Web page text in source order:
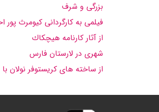
بزرگى و شرف
فیلمى به كارگردانى كیومرث پور احمد در سال 67 با حضور جهانگیر الماسى،
از آثار كارنامه هیچكاك
شهرى در لارستان فارس
از ساخته هاى كریستوفر نولان